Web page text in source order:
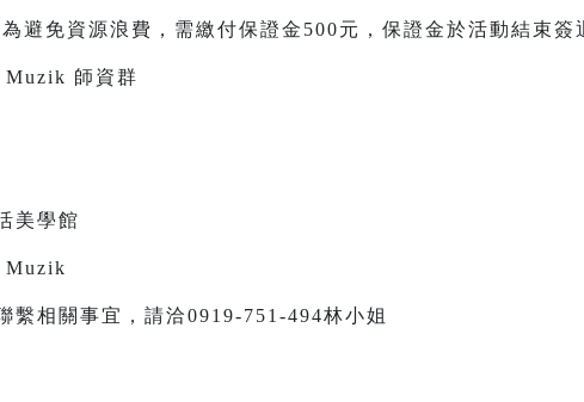
避免資源浪費，需繳付保證金500元，保證金於活動結束簽
Muzik 師資群
美學館
Muzik
繫相關事宜，請洽0919-751-494林小姐